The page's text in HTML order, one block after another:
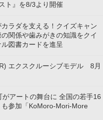
ト』を8/3より開催
ラダを支える！クイズキャン
関係や歯みがきの知識をクイ
図書カードを進呈
エクスクルーシブモデル 8月
アートの舞台に 全国の若手16
参加「KoMoro-Mori-More